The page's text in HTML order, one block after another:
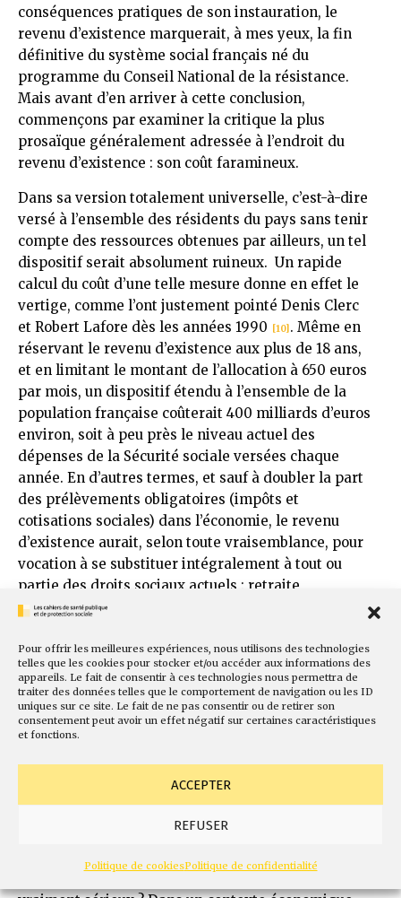
Pour offrir les meilleures expériences, nous utilisons des technologies
telles que les cookies pour stocker et/ou accéder aux informations des
appareils. Le fait de consentir à ces technologies nous permettra de
traiter des données telles que le comportement de navigation ou les ID
uniques sur ce site. Le fait de ne pas consentir ou de retirer son
consentement peut avoir un effet négatif sur certaines caractéristiques
et fonctions.
ACCEPTER
REFUSER
Politique de cookiesPolitique de confidentialité
conséquences pratiques de son instauration, le
revenu d’existence marquerait, à mes yeux, la fin
définitive du système social français né du
programme du Conseil National de la résistance.
Mais avant d’en arriver à cette conclusion,
commençons par examiner la critique la plus
prosaïque généralement adressée à l’endroit du
revenu d’existence : son coût faramineux.
Dans sa version totalement universelle, c’est-à-dire
versé à l’ensemble des résidents du pays sans tenir
compte des ressources obtenues par ailleurs, un tel
dispositif serait absolument ruineux. Un rapide
calcul du coût d’une telle mesure donne en effet le
vertige, comme l’ont justement pointé Denis Clerc
et Robert Lafore dès les années 1990 [10]. Même en
réservant le revenu d’existence aux plus de 18 ans,
et en limitant le montant de l’allocation à 650 euros
par mois, un dispositif étendu à l’ensemble de la
population française coûterait 400 milliards d’euros
environ, soit à peu près le niveau actuel des
dépenses de la Sécurité sociale versées chaque
année. En d’autres termes, et sauf à doubler la part
des prélèvements obligatoires (impôts et
cotisations sociales) dans l’économie, le revenu
d’existence aurait, selon toute vraisemblance, pour
vocation à se substituer intégralement à tout ou
partie des droits sociaux actuels : retraite,
assurance maladie, allocations familiales, risques
(chômage, invalidité etc).
D’aucuns rétorquerons qu’il est tout à fait possible,
voire indispensable, de concilier l’introduction d’un
revenu d’existenceetle maintien de la Protection
dessert en somme. Et de proposer à
taxer les transactions financières, voire de financer